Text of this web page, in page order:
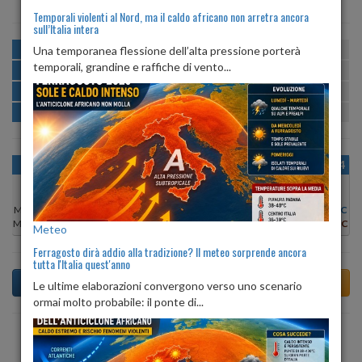
MATTINA min:21º max:30º U:
POMERIGGIO min:31º max:34º
SERA min:25º max:34º U:63% 79%
NOTTE min: 22º max:25º U:85%
OGGI
Min:
22°C
Max:31°C
DOM 09
Min:
Max:31°C
LUN 10
Min:21°C
Max:30°C
MAR 11
Min:
21°C
Max:30°C
MER 12
Max:31°C
GIO 13
Min:21°C
Max:30°C
VEN 14
21°C
Max:30°C
Previsioni del Tempo a Apice di dopodomani
Temporali violenti al Nord, ma il caldo africano non arretra ancora
sull’Italia intera
Una temporanea flessione dell’alta pressione porterà
temporali, grandine e raffiche di vento...
Meteo
Ferragosto dirà addio alla tradizione? Il meteo sorprende ancora
tutta l'Italia quest'anno
Le ultime elaborazioni convergono verso uno scenario
ormai molto probabile: il ponte di...